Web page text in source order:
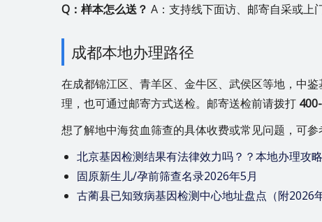
Q：样本怎么送？ A：支持线下面访、邮寄自采或上
成都本地办理路径
在成都锦江区、青羊区、金牛区、武侯区等地，中
理，也可通过邮寄方式送检。邮寄送检前请拨打
想了解地中海贫血筛查的具体收费或常见问题，可参
北京基因检测结果有法律效力吗？？本地办理攻略
固原新生儿/孕前筛查名录2026年5月
古蔺县已知致病基因检测中心地址盘点（附2026